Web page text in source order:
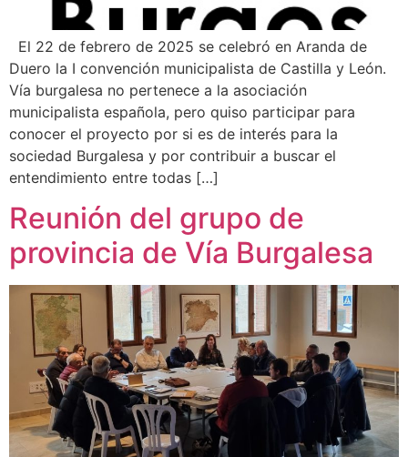
El 22 de febrero de 2025 se celebró en Aranda de
Duero la I convención municipalista de Castilla y León.
Vía burgalesa no pertenece a la asociación
municipalista española, pero quiso participar para
conocer el proyecto por si es de interés para la
sociedad Burgalesa y por contribuir a buscar el
entendimiento entre todas […]
Reunión del grupo de
provincia de Vía Burgalesa